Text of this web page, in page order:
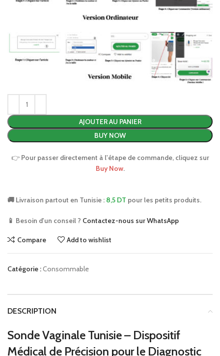
AJOUTER AU PANIER
BUY NOW
👉 Pour passer directement à l'étape de commande, cliquez sur
Buy Now.
🚚 Livraison partout en Tunisie : 8,5 DT pour les petits produits.
📱 Besoin d'un conseil ? Contactez-nous sur WhatsApp
Compare Add to wishlist
Catégorie :Consommable
DESCRIPTION
Sonde Vaginale Tunisie – Dispositif
Médical de Précision pour le Diagnostic